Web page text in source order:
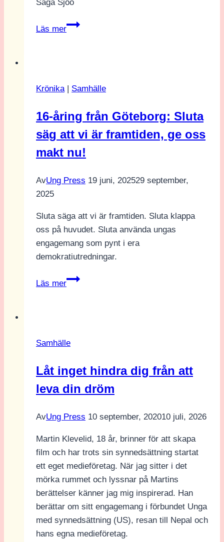
Saga Sjöö
Läs mer
Anna
jag
ja
när
Stefan
Löfven
Krönika| Samhälle
16-åring från Göteborg: Sluta
säg att vi är framtiden, ge oss
makt nu!
AvUng Press 19 juni, 202529 september,
2025
Sluta säga att vi är framtiden. Sluta klappa
oss på huvudet. Sluta använda ungas
engagemang som pynt i era
demokratiutredningar.
Läs mer
16-
säg
vi
är
ge
makt
nu!
Samhälle
Låt inget hindra dig från att
leva din dröm
AvUng Press 10 september, 202010 juli, 2026
Martin Klevelid, 18 år, brinner för att skapa
film och har trots sin synnedsättning startat
ett eget medieföretag. När jag sitter i det
mörka rummet och lyssnar på Martins
berättelser känner jag mig inspirerad. Han
berättar om sitt engagemang i förbundet Unga
med synnedsättning (US), resan till Nepal och
hans egna medieföretag.